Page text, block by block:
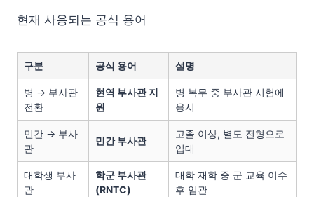
현재 사용되는 공식 용어
구분 공식 용어 설명
병 → 부사관
전환
현역 부사관 지
원
병 복무 중 부사관 시험에
응시
민간 → 부사
관
민간 부사관
고졸 이상, 별도 전형으로
입대
대학생 부사
관
학군 부사관
(RNTC)
대학 재학 중 군 교육 이수
후 임관